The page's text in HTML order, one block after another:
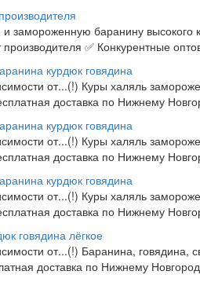
замороженную баранину высокого
✅ Конкурентные
курдюк говядина
от...(!) Куры халяль
доставка по Нижнему
курдюк говядина
от...(!) Куры халяль
доставка по Нижнему
курдюк говядина
от...(!) Куры халяль
доставка по Нижнему
говядина лёгкое
от...(!) Баранина,
доставка по Нижнему